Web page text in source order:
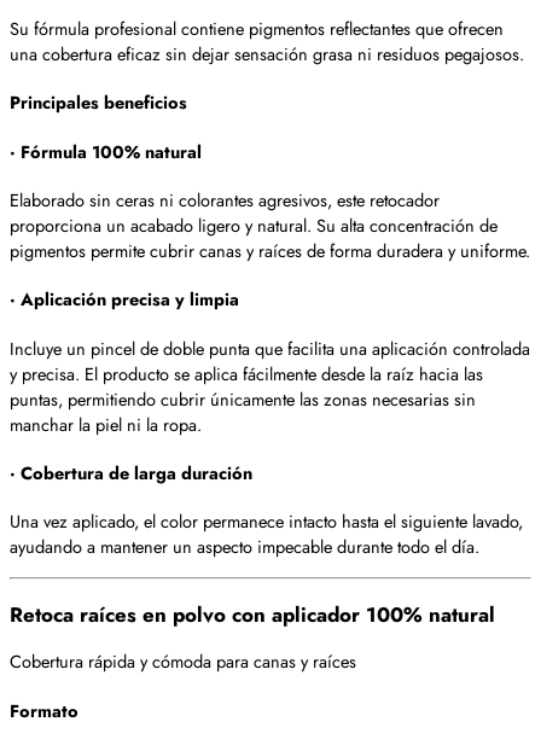
Su fórmula profesional contiene pigmentos reflectantes que ofrecen
una cobertura eficaz sin dejar sensación grasa ni residuos pegajosos.
Principales beneficios
· Fórmula 100% natural
Elaborado sin ceras ni colorantes agresivos, este retocador
proporciona un acabado ligero y natural. Su alta concentración de
pigmentos permite cubrir canas y raíces de forma duradera y uniforme.
· Aplicación precisa y limpia
Incluye un pincel de doble punta que facilita una aplicación controlada
y precisa. El producto se aplica fácilmente desde la raíz hacia las
puntas, permitiendo cubrir únicamente las zonas necesarias sin
manchar la piel ni la ropa.
· Cobertura de larga duración
Una vez aplicado, el color permanece intacto hasta el siguiente lavado,
ayudando a mantener un aspecto impecable durante todo el día.
Retoca raíces en polvo con aplicador 100% natural
Cobertura rápida y cómoda para canas y raíces
Formato